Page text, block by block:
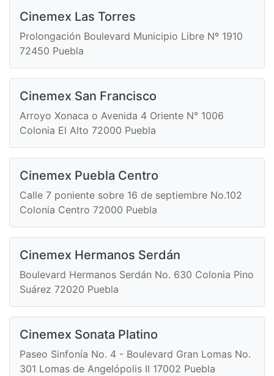
Cinemex Las Torres
Prolongación Boulevard Municipio Libre Nº 1910
72450 Puebla
Cinemex San Francisco
Arroyo Xonaca o Avenida 4 Oriente N° 1006
Colonia El Alto 72000 Puebla
Cinemex Puebla Centro
Calle 7 poniente sobre 16 de septiembre No.102
Colonia Centro 72000 Puebla
Cinemex Hermanos Serdán
Boulevard Hermanos Serdán No. 630 Colonia Pino
Suárez 72020 Puebla
Cinemex Sonata Platino
Paseo Sinfonía No. 4 - Boulevard Gran Lomas No.
301 Lomas de Angelópolis II 17002 Puebla